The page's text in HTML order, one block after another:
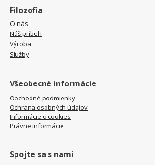
Filozofia
O nás
Náš príbeh
Výroba
Služby
Všeobecné informácie
Obchodné podmienky
Ochrana osobných údajov
Informácie o cookies
Právne informácie
Spojte sa s nami